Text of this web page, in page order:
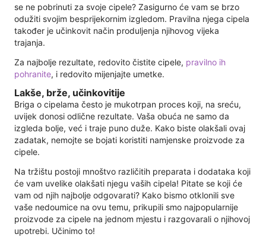
se ne pobrinuti za svoje cipele? Zasigurno će vam se brzo
odužiti svojim besprijekornim izgledom. Pravilna njega cipela
također je učinkovit način produljenja njihovog vijeka
trajanja.
Za najbolje rezultate, redovito čistite cipele, pravilno ih
pohranite, i redovito mijenjajte umetke.
Lakše, brže, učinkovitije
Briga o cipelama često je mukotrpan proces koji, na sreću,
uvijek donosi odlične rezultate. Vaša obuća ne samo da
izgleda bolje, već i traje puno duže. Kako biste olakšali ovaj
zadatak, nemojte se bojati koristiti namjenske proizvode za
cipele.
Na tržištu postoji mnoštvo različitih preparata i dodataka koji
će vam uvelike olakšati njegu vaših cipela! Pitate se koji će
vam od njih najbolje odgovarati? Kako bismo otklonili sve
vaše nedoumice na ovu temu, prikupili smo najpopularnije
proizvode za cipele na jednom mjestu i razgovarali o njihovoj
upotrebi. Učinimo to!